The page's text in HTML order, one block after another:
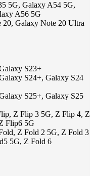
5G, Galaxy A54 5G,
A56 5G
20, Galaxy Note 20 Ultra
S23+
S24+, Galaxy S24
S25+, Galaxy S25
Z Flip 3 5G, Z Flip 4, Z
Flip6 5G
Z Fold 2 5G, Z Fold 3
5G, Z Fold 6